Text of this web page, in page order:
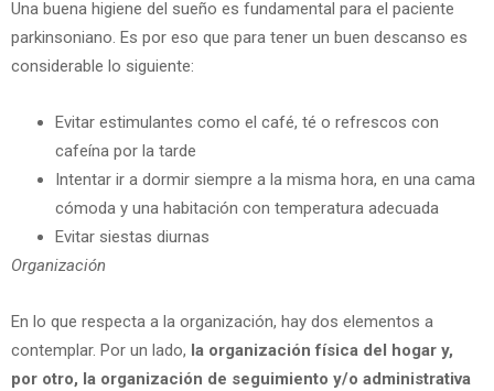
Una buena higiene del sueño es fundamental para el paciente
parkinsoniano. Es por eso que para tener un buen descanso es
considerable lo siguiente:
Evitar estimulantes como el café, té o refrescos con
cafeína por la tarde
Intentar ir a dormir siempre a la misma hora, en una cama
cómoda y una habitación con temperatura adecuada
Evitar siestas diurnas
Organización
En lo que respecta a la organización, hay dos elementos a
contemplar. Por un lado, la organización física del hogar y,
por otro, la organización de seguimiento y/o administrativa